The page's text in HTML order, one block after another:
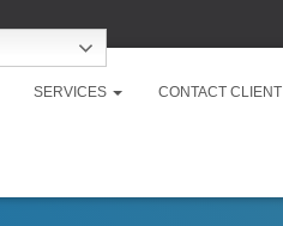
SERVICES CONTACT CLIENT